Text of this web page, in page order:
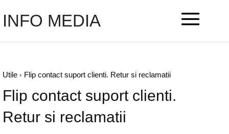
INFO MEDIA
Utile Flip contact suport clienti. Retur si reclamatii
Flip contact suport clienti.
Retur si reclamatii